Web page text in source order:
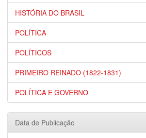
HISTÓRIA DO BRASIL
POLÍTICA
POLÍTICOS
PRIMEIRO REINADO (1822-1831)
POLÍTICA E GOVERNO
Data de Publicação